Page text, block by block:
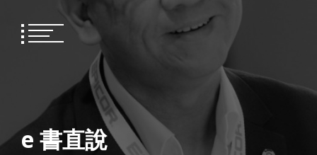
content
e 書直說